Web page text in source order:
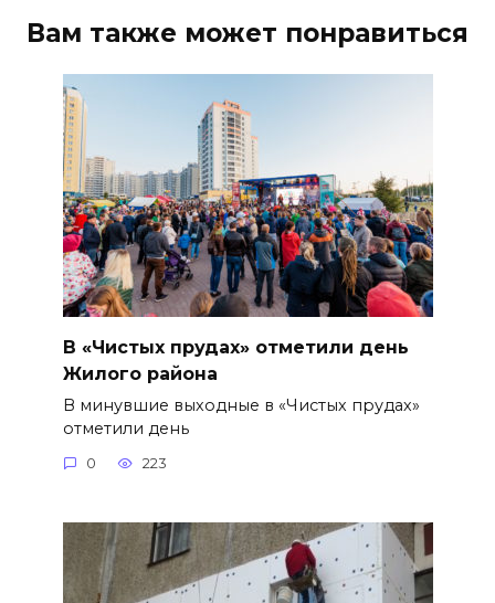
Вам также может понравиться
В «Чистых прудах» отметили день
Жилого района
В минувшие выходные в «Чистых прудах»
отметили день
0 223